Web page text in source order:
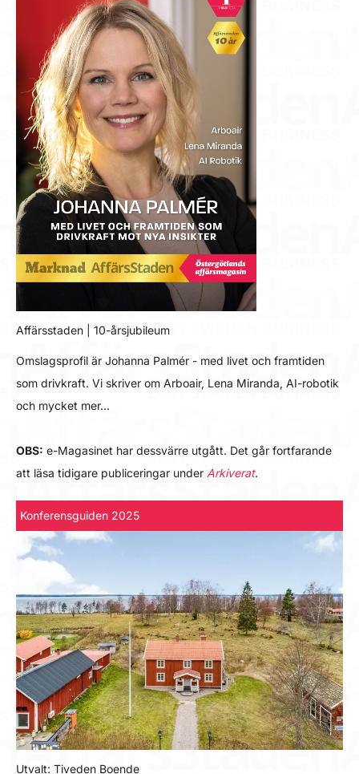
Affärsstaden | 10-årsjubileum
Omslagsprofil är Johanna Palmér - med livet och framtiden
som drivkraft. Vi skriver om Arboair, Lena Miranda, AI-robotik
och mycket mer…
OBS: e-Magasinet har dessvärre utgått. Det går fortfarande
att läsa tidigare publiceringar under Arkiverat.
Konferensguiden 2025
Utvalt: Tiveden Boende